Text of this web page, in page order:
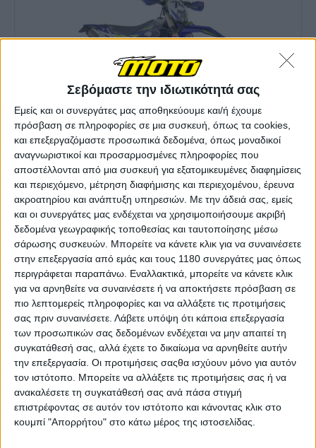
Σεβόμαστε την ιδιωτικότητά σας
Εμείς και οι συνεργάτες μας αποθηκεύουμε και/ή έχουμε
πρόσβαση σε πληροφορίες σε μια συσκευή, όπως τα cookies,
και επεξεργαζόμαστε προσωπικά δεδομένα, όπως μοναδικοί
αναγνωριστικοί και προσαρμοσμένες πληροφορίες που
αποστέλλονται από μια συσκευή για εξατομικευμένες διαφημίσεις
και περιεχόμενο, μέτρηση διαφήμισης και περιεχομένου, έρευνα
ακροατηρίου και ανάπτυξη υπηρεσιών. Με την άδειά σας, εμείς
και οι συνεργάτες μας ενδέχεται να χρησιμοποιήσουμε ακριβή
δεδομένα γεωγραφικής τοποθεσίας και ταυτοποίησης μέσω
σάρωσης συσκευών. Μπορείτε να κάνετε κλικ για να συναινέσετε
στην επεξεργασία από εμάς και τους 1180 συνεργάτες μας όπως
περιγράφεται παραπάνω. Εναλλακτικά, μπορείτε να κάνετε κλικ
για να αρνηθείτε να συναινέσετε ή να αποκτήσετε πρόσβαση σε
πιο λεπτομερείς πληροφορίες και να αλλάξετε τις προτιμήσεις
σας πριν συναινέσετε. Λάβετε υπόψη ότι κάποια επεξεργασία
των προσωπικών σας δεδομένων ενδέχεται να μην απαιτεί τη
συγκατάθεσή σας, αλλά έχετε το δικαίωμα να αρνηθείτε αυτήν
την επεξεργασία. Οι προτιμήσεις σαςθα ισχύουν μόνο για αυτόν
τον ιστότοπο. Μπορείτε να αλλάξετε τις προτιμήσεις σας ή να
ανακαλέσετε τη συγκατάθεσή σας ανά πάσα στιγμή
επιστρέφοντας σε αυτόν τον ιστότοπο και κάνοντας κλικ στο
κουμπί "Απορρήτου" στο κάτω μέρος της ιστοσελίδας.